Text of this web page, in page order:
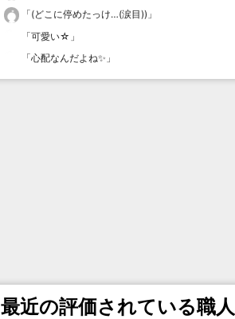
「(どこに停めたっけ…(涙目)) 」
「可愛い☆ 」
「心配なんだよね✨ 」
最近の評価されている職人